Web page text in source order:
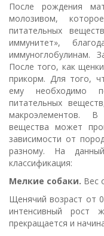
После рождения
молозивом,
питательных
иммунитет»,
иммуноглобулинам.
После того, как
прикорм. Для того,
ему необходимо
питательных
макроэлементов. В
вещества может
зависимости от
разному. На
классификация:
Мелкие собаки. Вес
Щенячий возраст от
интенсивный
прекращается и